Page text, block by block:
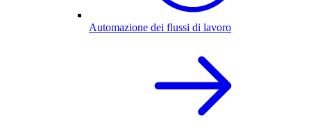
Automazione dei flussi di lavoro